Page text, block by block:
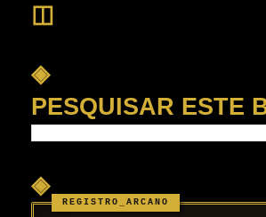
◫
◈
PESQUISAR ESTE
◈